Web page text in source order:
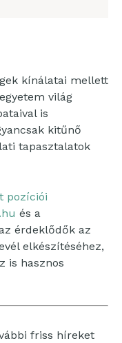
kínálatai mellett
világ
is
kitűnő
tapasztalatok
pozíciói
és a
érdeklődők az
elkészítéséhez,
is hasznos
friss híreket